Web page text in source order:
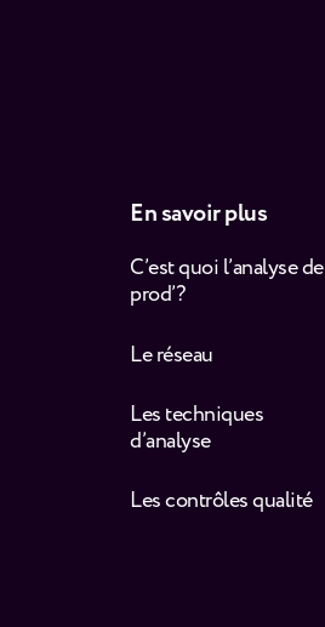
En savoir plus
C’est quoi l’analyse de
prod’ ?
Le réseau
Les techniques
d’analyse
Les contrôles qualité